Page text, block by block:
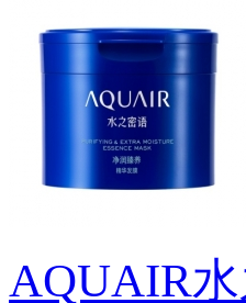
AQUAIR